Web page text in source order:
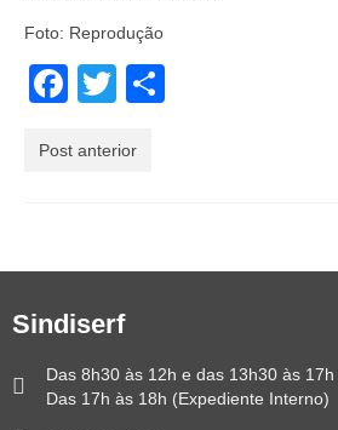
Foto: Reprodução
Facebook
Twitter
Post anterior
Sindiserf
Das 8h30 às 12h e das 13h30 às 17h
Das 17h às 18h (Expediente Interno)